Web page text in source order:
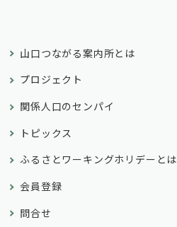
山口つながる案内所とは
プロジェクト
関係人口のセンパイ
トピックス
ふるさとワーキングホリデーとは
会員登録
問合せ